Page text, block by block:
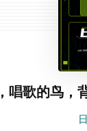
唱歌的鸟